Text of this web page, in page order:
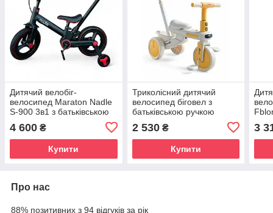
Дитячий велобіг-
велосипед Maraton Nadle
S-900 3в1 з батьківською
трансформер для малюків
для навчання катанню
4 600 ₴
Купити
Триколісний дитячий
велосипед біговел з
батьківською ручкою
музичний підсвітка легкий
пластик від 1,5 року
2 530₴
Купити
3
3
Про нас
88% позитивних з 94 відгуків за рік